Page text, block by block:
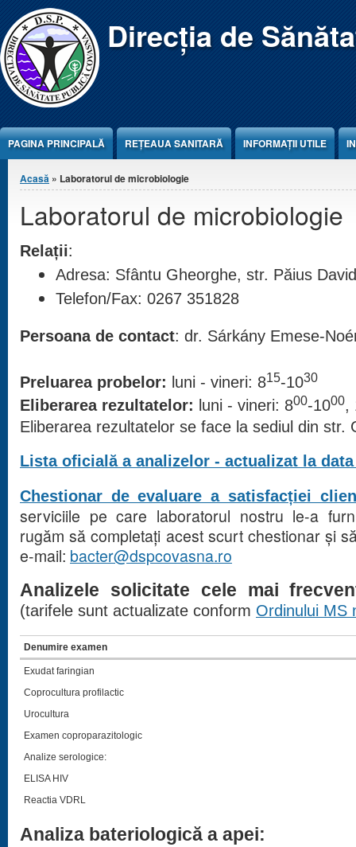
Jump to Content Direcția de
PAGINA PRINCIPALĂ REŢEAUA SANITARĂ INFORMAȚII UTILE
Eşti aici
Acasă » Laboratorul de microbiologie
Laboratorul de microbiologie
Relații:
Adresa: Sfântu Gheorghe, str. Păius
Telefon/Fax: 0267 351828
Persoana de contact: dr. Sárkány Emese-
Preluarea probelor: luni - vineri: 815-1030
Eliberarea rezultatelor: luni - vineri: 800-1000,
Eliberarea rezultatelor se face la sediul din str.
Lista oficială a analizelor - actualizat la data
Chestionar de evaluare a satisfacției
serviciile pe care laboratorul nostru le-a
rugăm să completați acest scurt chestionar și
e-mail: bacter@dspcovasna.ro
Analizele solicitate cele mai
(tarifele sunt actualizate conform Ordinului MS
Denumire examen
Exudat faringian
Coprocultura profilactic
Urocultura
Examen coproparazitologic
Analize serologice:
ELISA HIV
Reactia VDRL
Analiza bateriologică a apei: